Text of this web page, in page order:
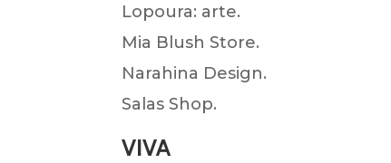
Lopoura: arte.
Mia Blush Store.
Narahina Design.
Salas Shop.
VIVA